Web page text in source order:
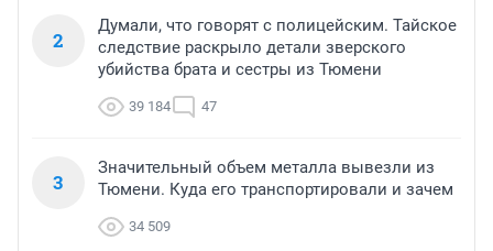
2
Думали, что говорят с полицейским. Тайское
следствие раскрыло детали зверского
убийства брата и сестры из Тюмени
39 184 47
3
Значительный объем металла вывезли из
Тюмени. Куда его транспортировали и зачем
34 509